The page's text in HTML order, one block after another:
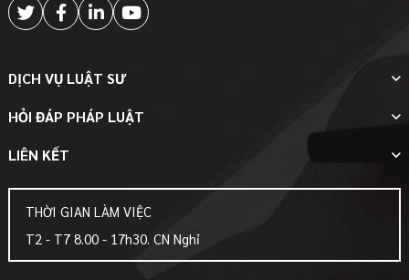
DỊCH VỤ LUẬT SƯ
HỎI ĐÁP PHÁP LUẬT
LIÊN KẾT
THỜI GIAN LÀM VIỆC
T2 - T7 8.00 - 17h30. CN Nghỉ